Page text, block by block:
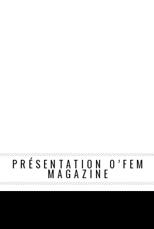
PRÉSENTATION O’FEM
MAGAZINE